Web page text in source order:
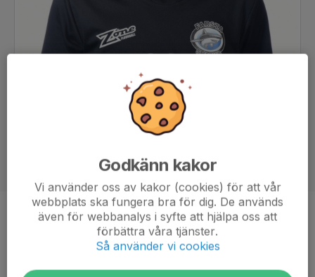
Position
-
11 år
Godkänn kakor
Vi använder oss av kakor (cookies) för att vår
webbplats ska fungera bra för dig. De används
även för webbanalys i syfte att hjälpa oss att
förbättra våra tjänster.
Så använder vi cookies